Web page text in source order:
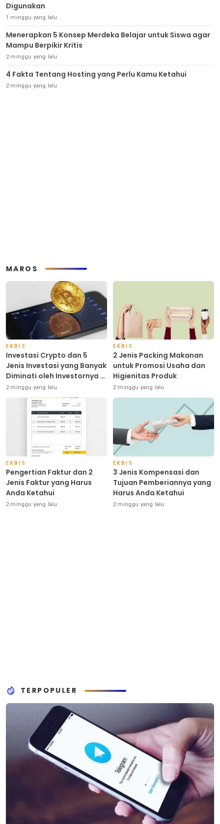
Digunakan
1 minggu yang lalu
Menerapkan 5 Konsep Merdeka Belajar untuk Siswa agar
Mampu Berpikir Kritis
2 minggu yang lalu
4 Fakta Tentang Hosting yang Perlu Kamu Ketahui
2 minggu yang lalu
MAROS
EKBIS
Investasi Crypto dan 5
Jenis Investasi yang Banyak
Diminati oleh Investornya di
Indonesia
2 minggu yang lalu
EKBIS
2 Jenis Packing Makanan
untuk Promosi Usaha dan
Higienitas Produk
2 minggu yang lalu
EKBIS
Pengertian Faktur dan 2
Jenis Faktur yang Harus
Anda Ketahui
2 minggu yang lalu
EKBIS
3 Jenis Kompensasi dan
Tujuan Pemberiannya yang
Harus Anda Ketahui
2 minggu yang lalu
TERPOPULER